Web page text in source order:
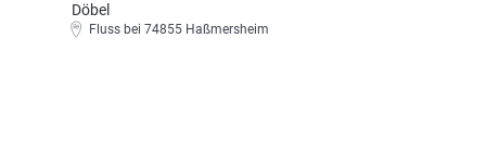
Döbel
Fluss bei 74855 Haßmersheim